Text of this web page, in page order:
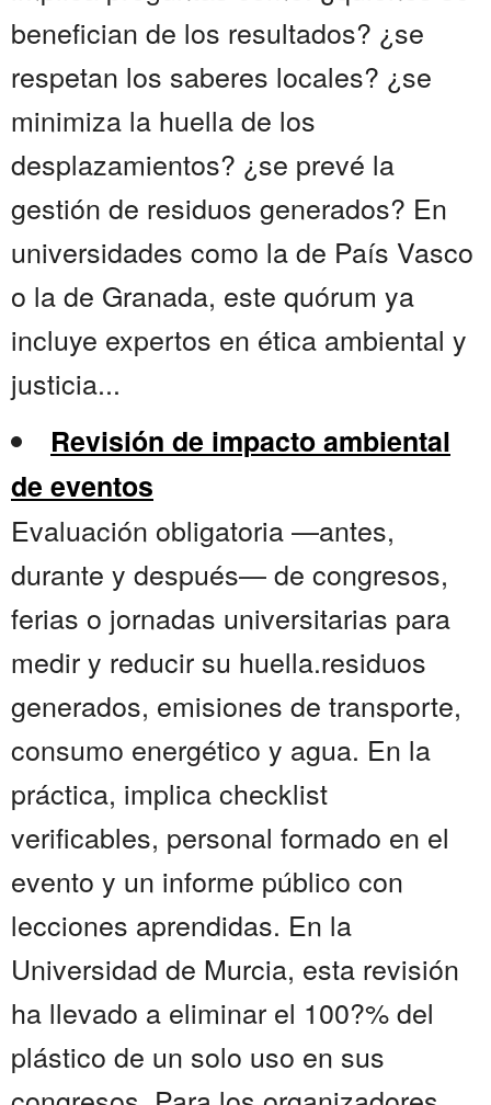
benefician de los resultados? ¿se
respetan los saberes locales? ¿se
minimiza la huella de los
desplazamientos? ¿se prevé la
gestión de residuos generados? En
universidades como la de País Vasco
o la de Granada, este quórum ya
incluye expertos en ética ambiental y
justicia...
Revisión de impacto ambiental
de eventos
Evaluación obligatoria —antes,
durante y después— de congresos,
ferias o jornadas universitarias para
medir y reducir su huella.residuos
generados, emisiones de transporte,
consumo energético y agua. En la
práctica, implica checklist
verificables, personal formado en el
evento y un informe público con
lecciones aprendidas. En la
Universidad de Murcia, esta revisión
ha llevado a eliminar el 100?% del
plástico de un solo uso en sus